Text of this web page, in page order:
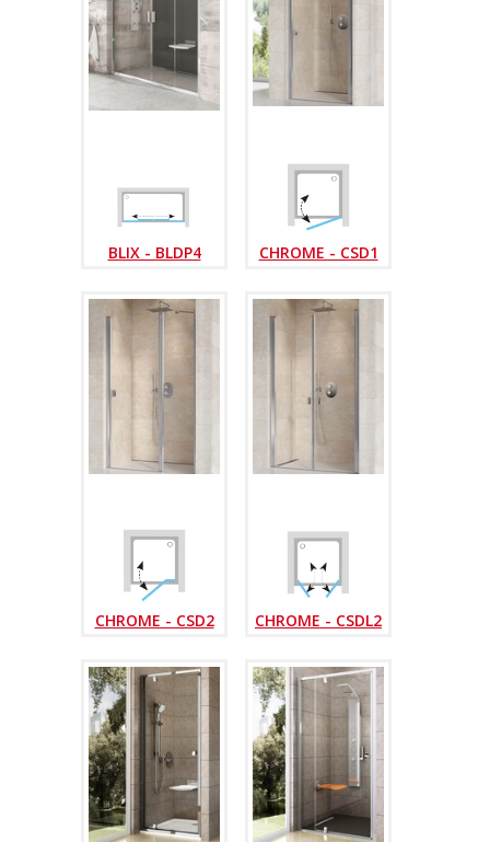
BLIX - BLDP4 CHROME - CSD1
CHROME - CSD2 CHROME - CSDL2